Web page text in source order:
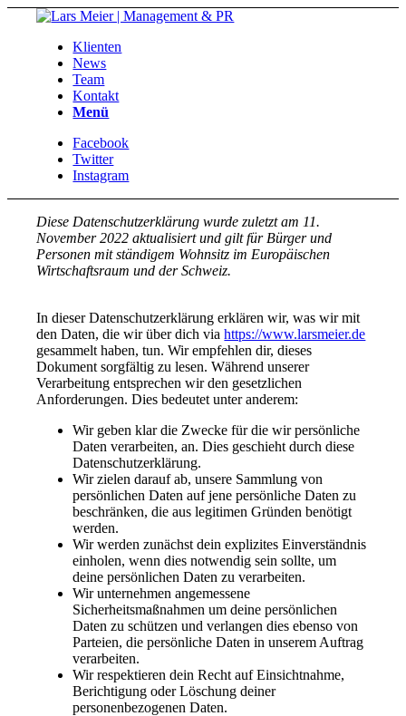
Klienten
News
Team
Kontakt
Menü
Facebook
Twitter
Instagram
Diese Datenschutzerklärung wurde zuletzt am 11.
November 2022 aktualisiert und gilt für Bürger und
Personen mit ständigem Wohnsitz im Europäischen
Wirtschaftsraum und der Schweiz.
In dieser Datenschutzerklärung erklären wir, was wir mit
den Daten, die wir über dich viahttps://www.larsmeier.de
gesammelt haben, tun. Wir empfehlen dir, dieses
Dokument sorgfältig zu lesen. Während unserer
Verarbeitung entsprechen wir den gesetzlichen
Anforderungen. Dies bedeutet unter anderem:
Wir geben klar die Zwecke für die wir persönliche
Daten verarbeiten, an. Dies geschieht durch diese
Datenschutzerklärung.
Wir zielen darauf ab, unsere Sammlung von
persönlichen Daten auf jene persönliche Daten zu
beschränken, die aus legitimen Gründen benötigt
werden.
Wir werden zunächst dein explizites Einverständnis
einholen, wenn dies notwendig sein sollte, um
deine persönlichen Daten zu verarbeiten.
Wir unternehmen angemessene
Sicherheitsmaßnahmen um deine persönlichen
Daten zu schützen und verlangen dies ebenso von
Parteien, die persönliche Daten in unserem Auftrag
verarbeiten.
Wir respektieren dein Recht auf Einsichtnahme,
Berichtigung oder Löschung deiner
personenbezogenen Daten.